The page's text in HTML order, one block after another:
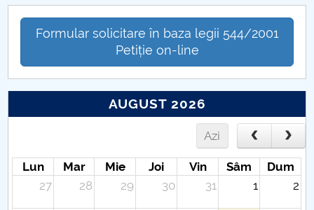
Formular solicitare în baza legii 544/2001
Petiție on-line
AUGUST 2026
Azi
Lun Mar Mie Joi Vin Sâm
Dum
27
28 29 30 31 1 2